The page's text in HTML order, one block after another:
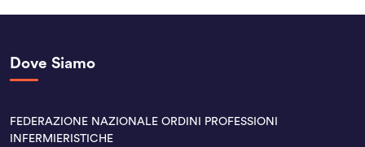
Dove Siamo
FEDERAZIONE NAZIONALE ORDINI PROFESSIONI
INFERMIERISTICHE